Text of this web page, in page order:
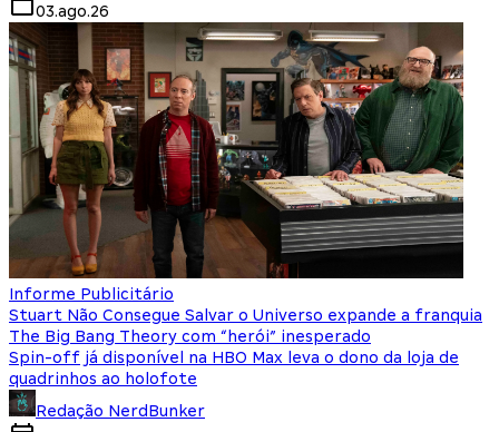
03.ago.26
Informe Publicitário
Stuart Não Consegue Salvar o Universo expande a franquia
The Big Bang Theory com “herói” inesperado
Spin-off já disponível na HBO Max leva o dono da loja de
quadrinhos ao holofote
Redação NerdBunker